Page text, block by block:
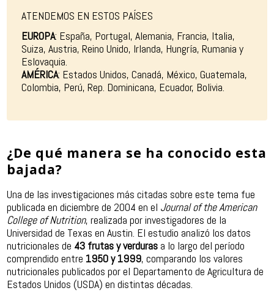
ATENDEMOS EN ESTOS PAÍSES
EUROPA: España, Portugal, Alemania, Francia, Italia,
Suiza, Austria, Reino Unido, Irlanda, Hungría, Rumania y
Eslovaquia.
AMÉRICA: Estados Unidos, Canadá, México, Guatemala,
Colombia, Perú, Rep. Dominicana, Ecuador, Bolivia.
¿De qué manera se ha conocido esta
bajada?
Una de las investigaciones más citadas sobre este tema fue
publicada en diciembre de 2004 en el Journal of the American
College of Nutrition, realizada por investigadores de la
Universidad de Texas en Austin. El estudio analizó los datos
nutricionales de 43 frutas y verduras a lo largo del período
comprendido entre 1950 y 1999, comparando los valores
nutricionales publicados por el Departamento de Agricultura de
Estados Unidos (USDA) en distintas décadas.